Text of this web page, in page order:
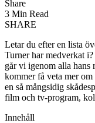
Share
3 Min Read
SHARE
Letar du efter en lista
Turner har medverkat
går vi igenom alla
kommer få veta mer
en så mångsidig
film och tv-program,
Innehåll